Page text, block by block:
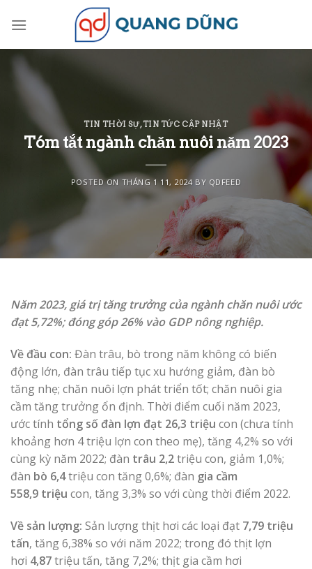
TIN THỜI SỰ,TIN TỨC CẬP NHẬT
Tóm tắt ngành chăn nuôi năm 2023
POSTED ON THÁNG 1 11, 2024BY QDFEED
Năm 2023, giá trị tăng trưởng của ngành chăn nuôi ước
đạt 5,72%; đóng góp 26% vào GDP nông nghiệp.
Về đầu con: Đàn trâu, bò trong năm không có biến
động lớn, đàn trâu tiếp tục xu hướng giảm, đàn bò
tăng nhẹ; chăn nuôi lợn phát triển tốt; chăn nuôi gia
cầm tăng trưởng ổn định. Thời điểm cuối năm 2023,
ước tính tổng số đàn lợn đạt 26,3 triệu con (chưa tính
khoảng hơn 4 triệu lợn con theo mẹ), tăng 4,2% so với
cùng kỳ năm 2022; đàn trâu 2,2triệu con, giảm 1,0%;
đàn bò 6,4triệu con tăng 0,6%; đàn gia cầm
558,9 triệu con, tăng 3,3% so với cùng thời điểm 2022.
Về sản lượng: Sản lượng thịt hơi các loại đạt 7,79 triệu
tấn, tăng 6,38% so với năm 2022; trong đó thịt lợn
hơi 4,87triệu tấn, tăng 7,2%; thịt gia cầm hơi